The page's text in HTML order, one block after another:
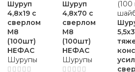
хромованадиевая
сталь (CrV)
ДЛИНА 150 мм
пластик стекло
Шуруп
4,8х19 с
сверлом
М8
(100шт)
НЕФАС
Шурупы
Шуруп
4,8х70 с
сверлом
М8
(100шт)
НЕФАС
Шурупы